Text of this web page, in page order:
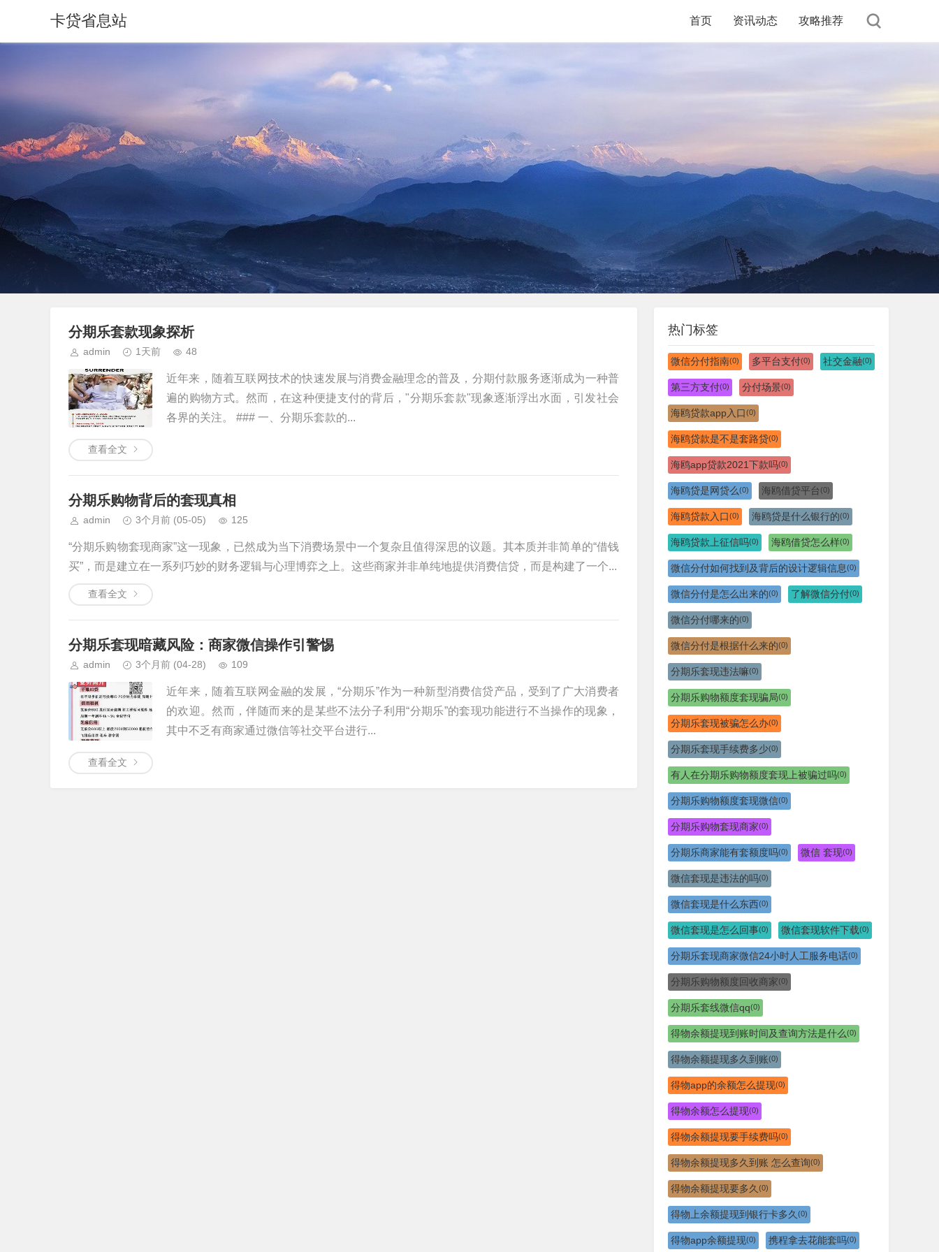
卡贷省息站 首页 资讯动态 攻略推荐
分期乐套款现象探析
admin 1天前 48
近年来，随着互联网技术的快速发展与消费金融理念的普及，分期付款服务逐渐成为一种普
遍的购物方式。然而，在这种便捷支付的背后，"分期乐套款"现象逐渐浮出水面，引发社会
各界的关注。 ### 一、分期乐套款的...
查看全文
分期乐购物背后的套现真相
admin 3个月前 (05-05) 125
“分期乐购物套现商家”这一现象，已然成为当下消费场景中一个复杂且值得深思的议题。其本质并非简单的“借钱
买”，而是建立在一系列巧妙的财务逻辑与心理博弈之上。这些商家并非单纯地提供消费信贷，而是构建了一个...
查看全文
分期乐套现暗藏风险：商家微信操作引警惕
admin 3个月前 (04-28) 109
近年来，随着互联网金融的发展，“分期乐”作为一种新型消费信贷产品，受到了广大消费者
的欢迎。然而，伴随而来的是某些不法分子利用“分期乐”的套现功能进行不当操作的现象，
其中不乏有商家通过微信等社交平台进行...
查看全文
热门标签
微信分付指南(0) 多平台支付(0) 社交金融(0)
第三方支付(0) 分付场景(0)
海鸥贷款app入口(0)
海鸥贷款是不是套路贷(0)
海鸥app贷款2021下款吗(0)
海鸥贷是网贷么(0) 海鸥借贷平台 (0)
海鸥贷款入口(0) 海鸥贷是什么银行的(0)
海鸥贷款上征信吗(0) 海鸥借贷怎么样(0)
微信分付如何找到及背后的设计逻辑信息(0)
微信分付是怎么出来的(0) 了解微信分付(0)
微信分付哪来的(0)
微信分付是根据什么来的(0)
分期乐套现违法嘛(0)
分期乐购物额度套现骗局(0)
分期乐套现被骗怎么办(0)
分期乐套现手续费多少(0)
有人在分期乐购物额度套现上被骗过吗(0)
分期乐购物额度套现微信(0)
分期乐购物套现商家(0)
分期乐商家能有套额度吗(0) 微信 套现(0)
微信套现是违法的吗(0)
微信套现是什么东西(0)
微信套现是怎么回事(0) 微信套现软件下载(0)
分期乐套现商家微信24小时人工服务电话(0)
分期乐购物额度回收商家(0)
分期乐套线微信qq(0)
得物余额提现到账时间及查询方法是什么(0)
得物余额提现多久到账(0)
得物app的余额怎么提现(0)
得物余额怎么提现(0)
得物余额提现要手续费吗(0)
得物余额提现多久到账 怎么查询(0)
得物余额提现要多久 (0)
得物上余额提现到银行卡多久 (0)
得物app余额提现(0) 携程拿去花能套吗(0)